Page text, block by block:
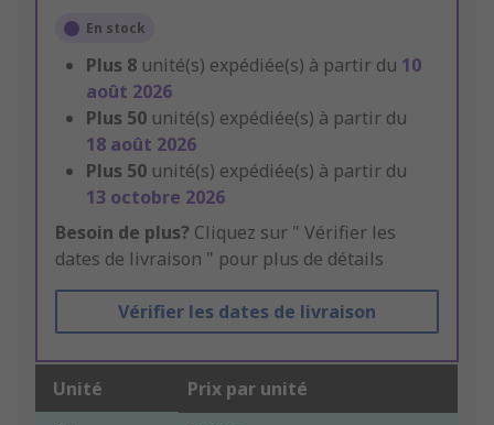
En stock
Plus 8 unité(s) expédiée(s) à partir du 10
août 2026
Plus 50 unité(s) expédiée(s) à partir du
18 août 2026
Plus 50 unité(s) expédiée(s) à partir du
13 octobre 2026
Besoin de plus? Cliquez sur " Vérifier les
dates de livraison " pour plus de détails
Vérifier les dates de livraison
Unité Prix par unité